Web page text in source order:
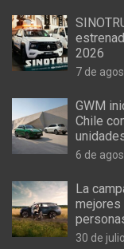
2026
7 de
GWM
Chile
6 de
La
mejores
30 de